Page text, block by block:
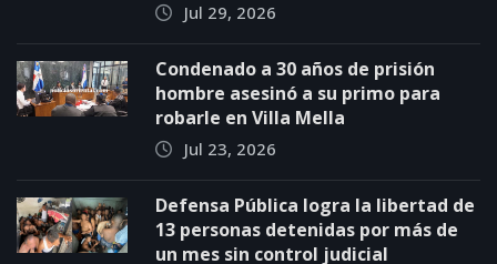
Jul 29, 2026
Condenado a 30 años de prisión
hombre asesinó a su primo para
robarle en Villa Mella
Jul 23, 2026
Defensa Pública logra la libertad de
13 personas detenidas por más de
un mes sin control judicial